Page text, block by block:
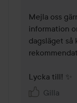
Mejla oss
information
dagsläget så
Lycka till! ✨
Gilla